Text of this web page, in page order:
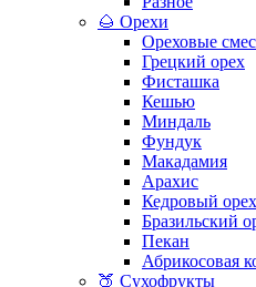
🌰 Орехи
Ореховые
Грецкий орех
Фисташка
Кешью
Миндаль
Фундук
Макадамия
Арахис
Кедровый орех
Бразильский
Пекан
Абрикосовая
🍑 Сухофрукты